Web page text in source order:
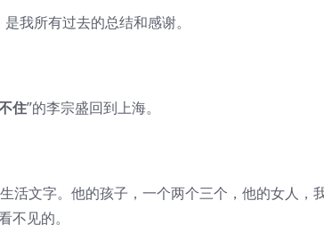
所有过去的总结和感谢。
住”的李宗盛回到上海。
文字。他的孩子，一个两个三个，他的女人，
不见的。